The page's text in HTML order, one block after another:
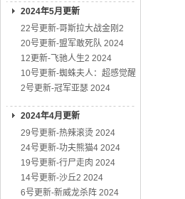
2024年5月更新
22号更新-哥斯拉大战金刚2
20号更新-盟军敢死队 2024
12更新-飞驰人生2 2024
10号更新-蜘蛛夫人：超感觉醒
2号更新-冠军亚瑟 2024
2024年4月更新
29号更新-热辣滚烫 2024
24号更新-功夫熊猫4 2024
19号更新-行尸走肉 2024
14号更新-沙丘2 2024
6号更新-新威龙杀阵 2024